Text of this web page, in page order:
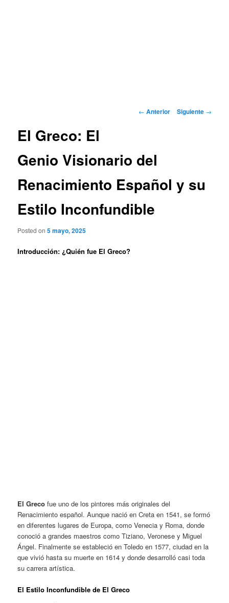
Navegación
← Anterior Siguiente →
El Greco: El
Genio Visionario del
Renacimiento Español y su
Estilo Inconfundible
Posted on5 mayo, 2025
Introducción: ¿Quién fue El Greco?
El Greco fue uno de los pintores más originales del
Renacimiento español. Aunque nació en Creta en 1541, se formó
en diferentes lugares de Europa, como Venecia y Roma, donde
conoció a grandes maestros como Tiziano, Veronese y Miguel
Ángel. Finalmente se estableció en Toledo en 1577, ciudad en la
que vivió hasta su muerte en 1614 y donde desarrolló casi toda
su carrera artística.
El Estilo Inconfundible de El Greco